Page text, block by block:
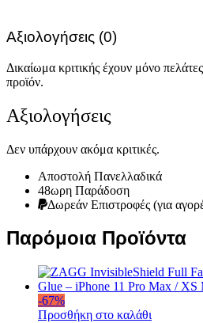
Αξιολογήσεις (0)
Δικαίωμα κριτικής έχουν μόνο
προϊόν.
Αξιολογήσεις
Δεν υπάρχουν ακόμα κριτικές.
Αποστολή Πανελλαδικά
48ωρη Παράδοση
Δωρεάν Eπιστροφές (για
Παρόμοια Προϊόντα
-67%
Προσθήκη στο καλάθι